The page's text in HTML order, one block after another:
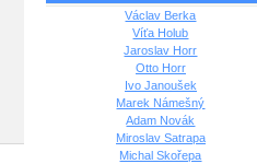
Václav Berka
Víťa Holub
Jaroslav Horr
Otto Horr
Ivo Janoušek
Marek Námešný
Adam Novák
Miroslav Satrapa
Michal Skořepa